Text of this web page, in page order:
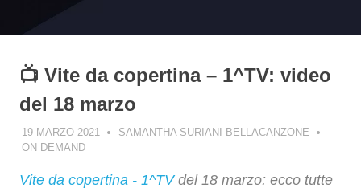
📺 Vite da copertina – 1^TV: video
del 18 marzo
19 MARZO 2021
SAMANTHA SURIANI BELLACANZONE
ON DEMAND
Vite da copertina - 1^TVdel 18 marzo: ecco tutte